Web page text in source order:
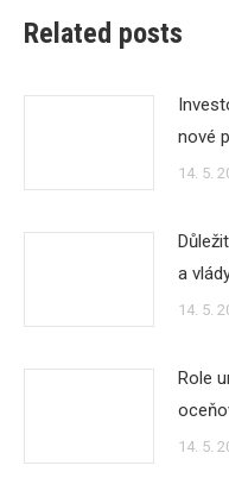
Related posts
nové
14. 5.
a
14. 5.
Role
14. 5.